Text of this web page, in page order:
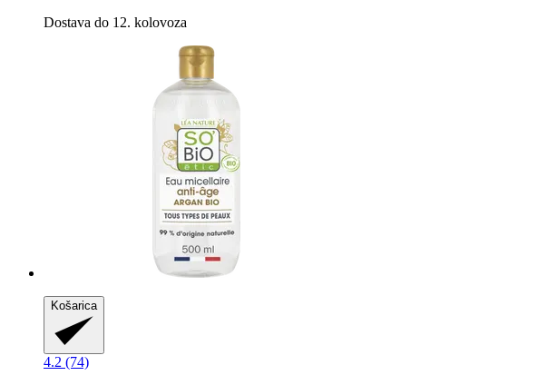
Dostava do 12. kolovoza
Košarica
4.2 (74)